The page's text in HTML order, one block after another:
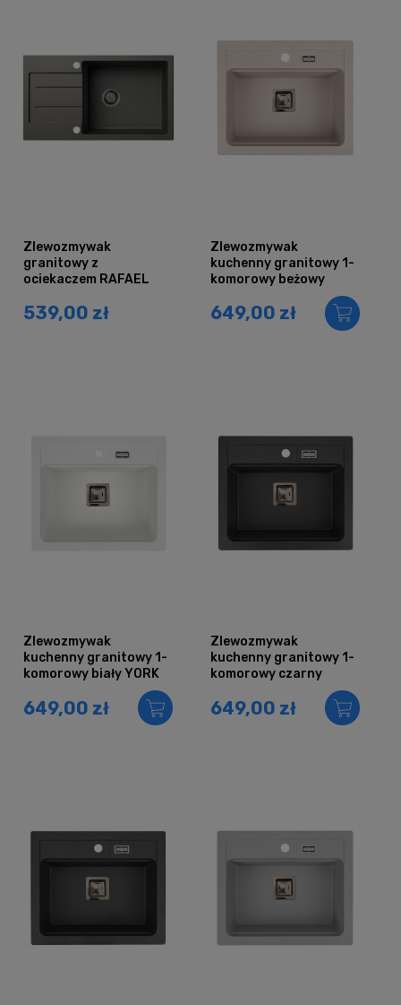
Zlewozmywak
granitowy z
ociekaczem RAFAEL
539,00 zł
Zlewozmywak
kuchenny granitowy 1-
komorowy beżowy
649,00 zł
Zlewozmywak
kuchenny granitowy 1-
komorowy biały YORK
649,00 zł
Zlewozmywak
kuchenny granitowy 1-
komorowy czarny
649,00 zł